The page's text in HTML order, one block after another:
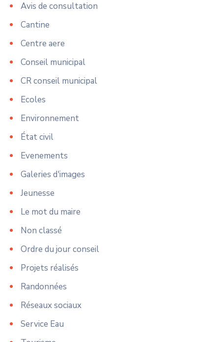
Avis de consultation
Cantine
Centre aere
Conseil municipal
CR conseil municipal
Ecoles
Environnement
État civil
Evenements
Galeries d'images
Jeunesse
Le mot du maire
Non classé
Ordre du jour conseil
Projets réalisés
Randonnées
Réseaux sociaux
Service Eau